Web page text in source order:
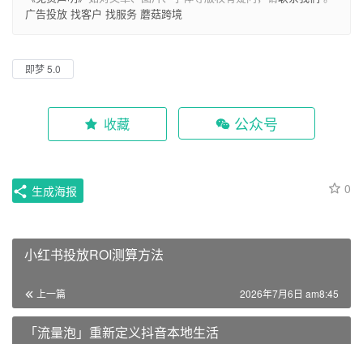
广告投放 找客户 找服务 蘑菇跨境
即梦 5.0
收藏 公众号
0
生成海报
小红书投放ROI测算方法
上一篇 2026年7月6日 am8:45
「流量泡」重新定义抖音本地生活